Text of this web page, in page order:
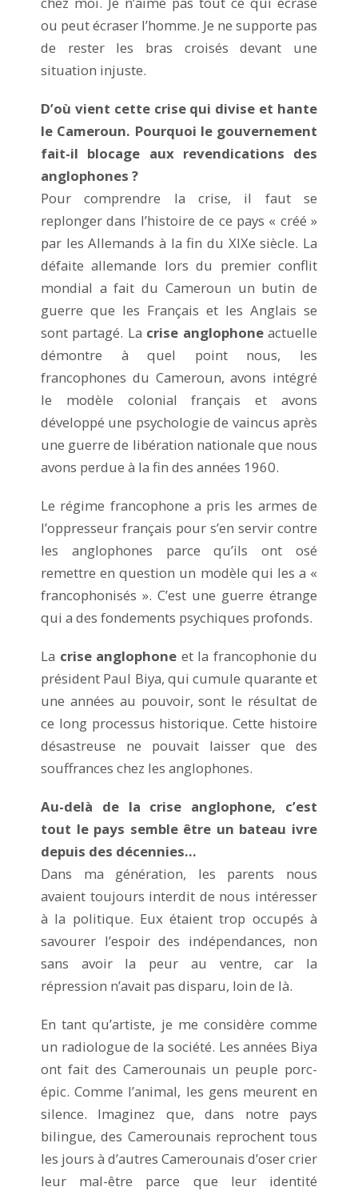
ou peut écraser l’homme. Je ne supporte pas
de rester les bras croisés devant une
situation injuste.
D’où vient cette crise qui divise et hante
le Cameroun. Pourquoi le gouvernement
fait-il blocage aux revendications des
anglophones ?
Pour comprendre la crise, il faut se
replonger dans l’histoire de ce pays « créé »
par les Allemands à la fin du XIXe siècle. La
défaite allemande lors du premier conflit
mondial a fait du Cameroun un butin de
guerre que les Français et les Anglais se
sont partagé. La crise anglophoneactuelle
démontre à quel point nous, les
francophones du Cameroun, avons intégré
le modèle colonial français et avons
développé une psychologie de vaincus après
une guerre de libération nationale que nous
avons perdue à la fin des années 1960.
Le régime francophone a pris les armes de
l’oppresseur français pour s’en servir contre
les anglophones parce qu’ils ont osé
remettre en question un modèle qui les a «
francophonisés ». C’est une guerre étrange
qui a des fondements psychiques profonds.
La crise anglophone et la francophonie du
président Paul Biya, qui cumule quarante et
une années au pouvoir, sont le résultat de
ce long processus historique. Cette histoire
désastreuse ne pouvait laisser que des
souffrances chez les anglophones.
Au-delà de la crise anglophone, c’est
tout le pays semble être un bateau ivre
depuis des décennies…
Dans ma génération, les parents nous
avaient toujours interdit de nous intéresser
à la politique. Eux étaient trop occupés à
savourer l’espoir des indépendances, non
sans avoir la peur au ventre, car la
répression n’avait pas disparu, loin de là.
En tant qu’artiste, je me considère comme
un radiologue de la société. Les années Biya
ont fait des Camerounais un peuple porc-
épic. Comme l’animal, les gens meurent en
silence. Imaginez que, dans notre pays
bilingue, des Camerounais reprochent tous
les jours à d’autres Camerounais d’oser crier
leur mal-être parce que leur identité